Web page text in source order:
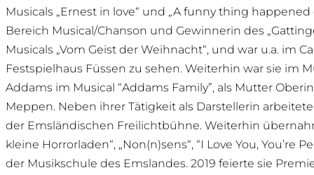
Musicals „Ernest in love“ und „A funny thing
Bereich Musical/Chanson und Gewinnerin des
Musicals „Vom Geist der Weihnacht“, und war u.a. im
Festspielhaus Füssen zu sehen. Weiterhin war sie im
Addams im Musical “Addams Family”, als Mutter
Meppen. Neben ihrer Tätigkeit als Darstellerin
der Emsländischen Freilichtbühne. Weiterhin
kleine Horrorladen“, „Non(n)sens“, “I Love You,
der Musikschule des Emslandes. 2019 feierte sie